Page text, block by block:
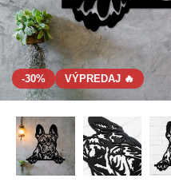
-30% VÝPREDAJ 🔥